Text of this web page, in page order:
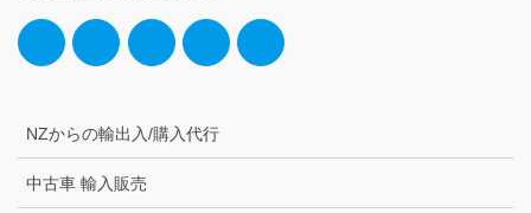
NZからの輸出入/購入代行
中古車 輸入販売